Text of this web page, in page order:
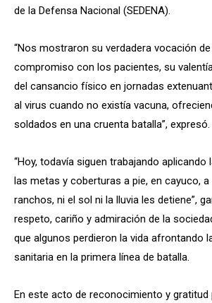
de la Defensa Nacional (SEDENA).
“Nos mostraron su verdadera vocación
compromiso con los pacientes, su
del cansancio físico en jornadas
al virus cuando no existía vacuna,
soldados en una cruenta batalla”, expresó.
“Hoy, todavía siguen trabajando aplicando
las metas y coberturas a pie, en cayuco, a
ranchos, ni el sol ni la lluvia les detiene”,
respeto, cariño y admiración de la
que algunos perdieron la vida afrontando
sanitaria en la primera línea de batalla.
En este acto de reconocimiento y gratitud